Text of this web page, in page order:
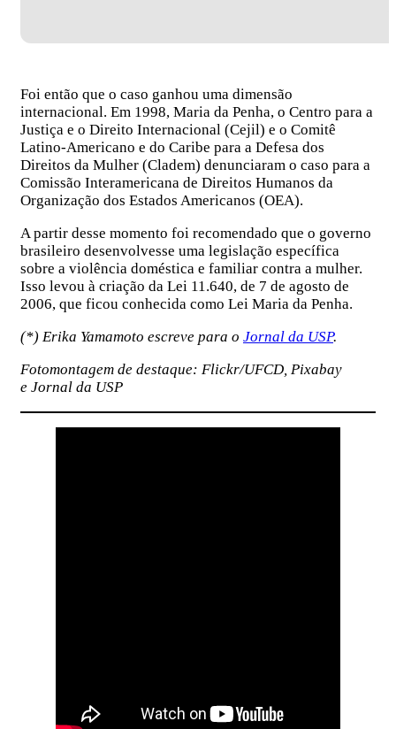
Foi então que o caso ganhou uma dimensão
internacional. Em 1998, Maria da Penha, o Centro para a
Justiça e o Direito Internacional (Cejil) e o Comitê
Latino-Americano e do Caribe para a Defesa dos
Direitos da Mulher (Cladem) denunciaram o caso para a
Comissão Interamericana de Direitos Humanos da
Organização dos Estados Americanos (OEA).
A partir desse momento foi recomendado que o governo
brasileiro desenvolvesse uma legislação específica
sobre a violência doméstica e familiar contra a mulher.
Isso levou à criação da Lei 11.640, de 7 de agosto de
2006, que ficou conhecida como Lei Maria da Penha.
(*) Erika Yamamoto escreve para o Jornal da USP.
Fotomontagem de destaque: Flickr/UFCD, Pixabay
e Jornal da USP